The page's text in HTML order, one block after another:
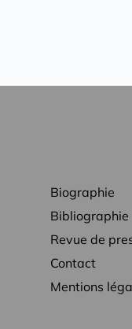
Biographie
Bibliographie
Revue de
Contact
Mentions